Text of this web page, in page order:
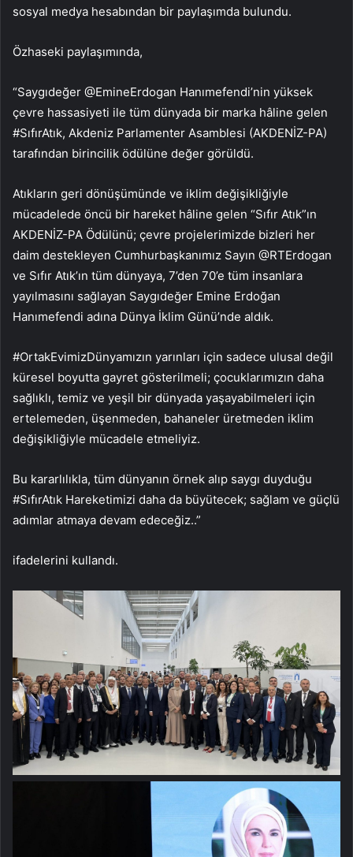
sosyal medya hesabından bir paylaşımda bulundu.
Özhaseki paylaşımında,
“Saygıdeğer @EmineErdogan Hanımefendi’nin yüksek
çevre hassasiyeti ile tüm dünyada bir marka hâline gelen
#SıfırAtık, Akdeniz Parlamenter Asamblesi (AKDENİZ-PA)
tarafından birincilik ödülüne değer görüldü.
Atıkların geri dönüşümünde ve iklim değişikliğiyle
mücadelede öncü bir hareket hâline gelen “Sıfır Atık”ın
AKDENİZ-PA Ödülünü; çevre projelerimizde bizleri her
daim destekleyen Cumhurbaşkanımız Sayın @RTErdogan
ve Sıfır Atık’ın tüm dünyaya, 7’den 70’e tüm insanlara
yayılmasını sağlayan Saygıdeğer Emine Erdoğan
Hanımefendi adına Dünya İklim Günü’nde aldık.
#OrtakEvimizDünyamızın yarınları için sadece ulusal değil
küresel boyutta gayret gösterilmeli; çocuklarımızın daha
sağlıklı, temiz ve yeşil bir dünyada yaşayabilmeleri için
ertelemeden, üşenmeden, bahaneler üretmeden iklim
değişikliğiyle mücadele etmeliyiz.
Bu kararlılıkla, tüm dünyanın örnek alıp saygı duyduğu
#SıfırAtık Hareketimizi daha da büyütecek; sağlam ve güçlü
adımlar atmaya devam edeceğiz..”
ifadelerini kullandı.